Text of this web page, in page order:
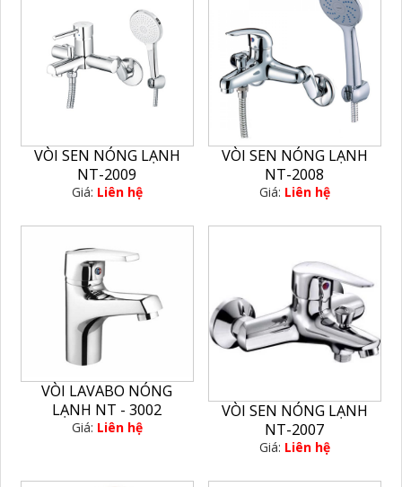
VÒI SEN NÓNG LẠNH
NT-2009
Giá: Liên hệ
VÒI SEN NÓNG LẠNH
NT-2008
Giá: Liên hệ
VÒI LAVABO NÓNG
LẠNH NT - 3002
Giá: Liên hệ
VÒI SEN NÓNG LẠNH
NT-2007
Giá: Liên hệ